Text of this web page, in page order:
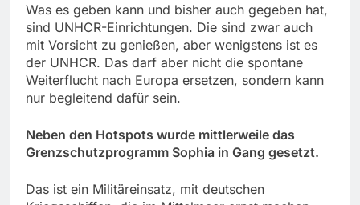
Was es geben kann und bisher auch gegeben hat,
sind UNHCR-Einrichtungen. Die sind zwar auch
mit Vorsicht zu genießen, aber wenigstens ist es
der UNHCR. Das darf aber nicht die spontane
Weiterflucht nach Europa ersetzen, sondern kann
nur begleitend dafür sein.
Neben den Hotspots wurde mittlerweile das
Grenzschutzprogramm Sophia in Gang gesetzt.
Das ist ein Militäreinsatz, mit deutschen